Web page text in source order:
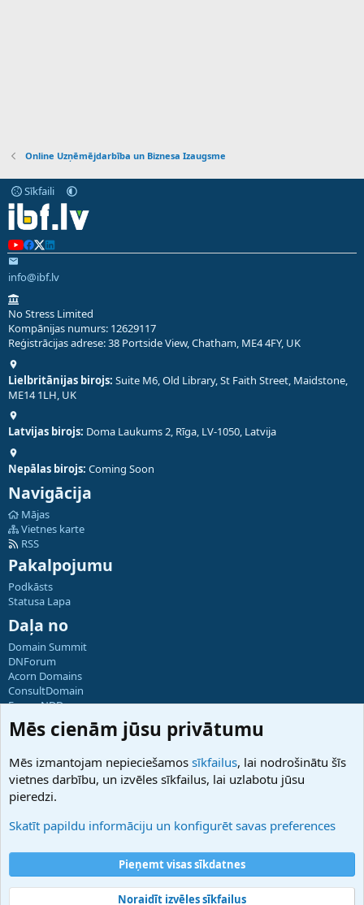
Online Uzņēmējdarbība un Biznesa Izaugsme
Sīkfaili
info@ibf.lv
No Stress Limited
Kompānijas numurs: 12629117
Reģistrācijas adrese: 38 Portside View, Chatham, ME4 4FY, UK
Lielbritānijas birojs: Suite M6, Old Library, St Faith Street, Maidstone,
ME14 1LH, UK
Latvijas birojs: Doma Laukums 2, Rīga, LV-1050, Latvija
Nepālas birojs: Coming Soon
Navigācija
Mājas
Vietnes karte
RSS
Pakalpojumu
Podkāsts
Statusa Lapa
Daļa no
Domain Summit
DNForum
Acorn Domains
ConsultDomain
ForumNDD
Domainforum.ro
27.be
Hostmaria
Atbalsts
Palīdzība
Noteikumi un nosacījumi
Privātuma politika
Mēs cienām jūsu privātumu
Mēs izmantojam nepieciešamos sīkfailus, lai nodrošinātu šīs
vietnes darbību, un izvēles sīkfailus, lai uzlabotu jūsu
pieredzi.
Skatīt papildu informāciju un konfigurēt savas preferences
Pieņemt visas sīkdatnes
Noraidīt izvēles sīkfailus